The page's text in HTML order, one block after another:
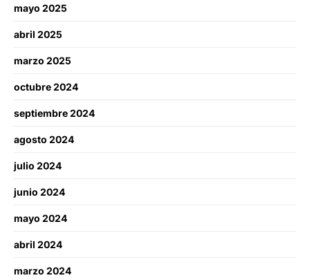
mayo 2025
abril 2025
marzo 2025
octubre 2024
septiembre 2024
agosto 2024
julio 2024
junio 2024
mayo 2024
abril 2024
marzo 2024